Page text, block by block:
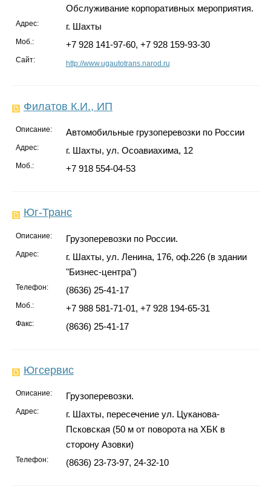
Обслуживание корпоративных мероприятия.
Адрес: г. Шахты
Моб.: +7 928 141-97-60, +7 928 159-93-30
Сайт: http://www.ugautotrans.narod.ru
Филатов К.И., ИП
Описание: Автомобильные грузоперевозки по России
Адрес: г. Шахты, ул. Осоавиахима, 12
Моб.: +7 918 554-04-53
Юг-Транс
Описание: Грузоперевозки по России.
Адрес:
г. Шахты, ул. Ленина, 176, оф.226 (в здании
"Бизнес-центра")
Телефон: (8636) 25-41-17
Моб.: +7 988 581-71-01, +7 928 194-65-31
Факс: (8636) 25-41-17
Югсервис
Описание: Грузоперевозки.
Адрес:
г. Шахты, пересечение ул. Цуканова-
Псковская (50 м от поворота на ХБК в
сторону Азовки)
Телефон: (8636) 23-73-97, 24-32-10